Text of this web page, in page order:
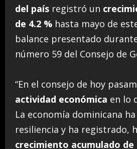
del país registró un
de 4.2 % hasta mayo de
balance presentado
número 59 del Consejo de
“En el consejo de hoy
actividad económica en lo
La economía dominicana
resiliencia y ha registrado,
crecimiento acumulado de